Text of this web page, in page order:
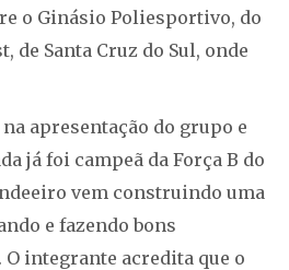
o Ginásio Poliesportivo, do
de Santa Cruz do Sul, onde
apresentação do grupo e
já foi campeã da Força B do
vem construindo uma
e fazendo bons
integrante acredita que o